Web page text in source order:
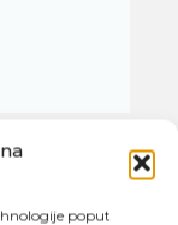
poput